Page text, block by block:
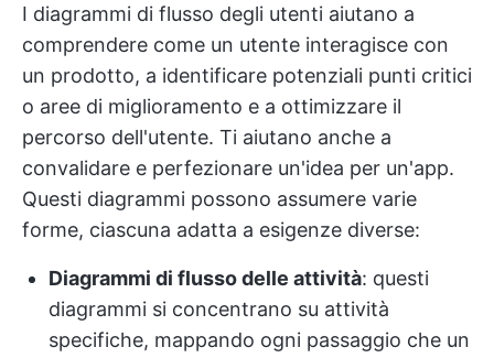
I diagrammi di flusso degli utenti aiutano a
comprendere come un utente interagisce con
un prodotto, a identificare potenziali punti critici
o aree di miglioramento e a ottimizzare il
percorso dell'utente. Ti aiutano anche a
convalidare e perfezionare un'idea per un'app.
Questi diagrammi possono assumere varie
forme, ciascuna adatta a esigenze diverse:
Diagrammi di flusso delle attività: questi
diagrammi si concentrano su attività
specifiche, mappando ogni passaggio che un